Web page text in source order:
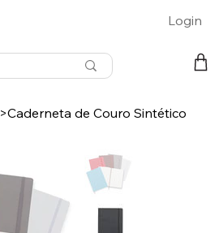
Login
>Caderneta de Couro Sintético